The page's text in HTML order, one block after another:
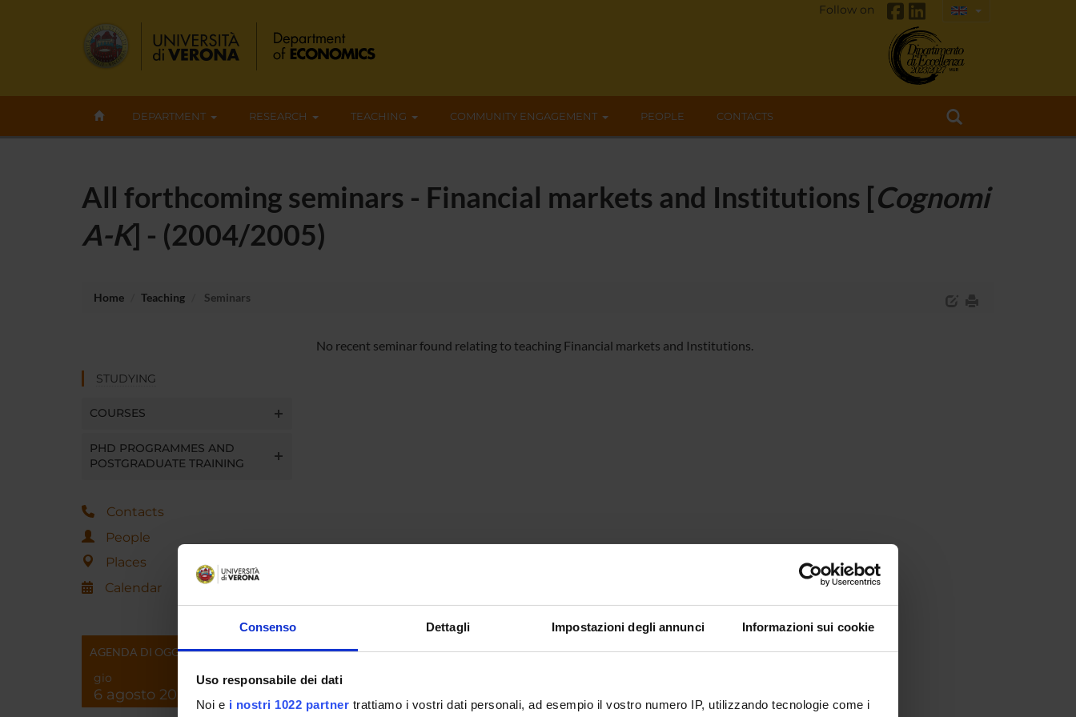
Consenso Dettagli Impostazioni degli annunci Informazioni sui cookie
Uso responsabile dei dati
Noi e i nostri 1022 partner trattiamo i vostri dati personali, ad esempio il vostro numero IP, utilizzando tecnologie come i
Follow on
DEPARTMENT RESEARCH TEACHING COMMUNITY ENGAGEMENT PEOPLE CONTACTS
All forthcoming seminars - Financial markets and Institutions [Cognomi
A-K] - (2004/2005)
Home Teaching Seminars
STUDYING
COURSES
PHD PROGRAMMES AND
POSTGRADUATE TRAINING
Contacts
People
Places
Calendar
AGENDA DI OGGI
gio
6 agosto 2026
No recent seminar found relating to teaching Financial markets and Institutions.